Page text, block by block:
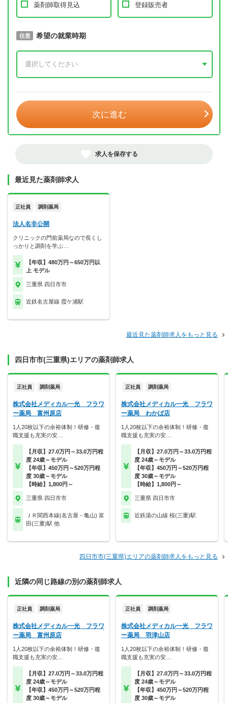
薬剤師取得見込 登録販売者
必須 取得予定年
任意 希望の就業時期
次に進む
求人を保存する
最近見た薬剤師求人
正社員 調剤薬局
法人名非公開
クリニックの門前薬局なので長くし
っかりと調剤を学ぶ…
【年収】480万円～650万円以
上 モデル
三重県 四日市市
近鉄名古屋線 霞ケ浦駅
最近見た薬剤師求人をもっと見る
四日市市(三重県)エリアの薬剤師求人
正社員 調剤薬局
株式会社メディカル一光 フラワ
ー薬局 富州原店
1人20枚以下の余裕体制！研修・復
職支援も充実の安…
【月収】27.0万円～33.0万円程
度 24歳～モデル
【年収】450万円～520万円程
度 30歳～モデル
【時給】1,800円～
三重県 四日市市
ＪＲ関西本線(名古屋－亀山) 富
田(三重)駅 他
正社員 調剤薬局
株式会社メディカル一光 フラワ
ー薬局 わかば店
1人20枚以下の余裕体制！研修・復
職支援も充実の安…
【月収】27.0万円～33.0万円程
度 24歳～モデル
【年収】450万円～520万円程
度 30歳～モデル
【時給】1,800円～
三重県 四日市市
近鉄湯の山線 桜(三重)駅
四日市市(三重県)エリアの薬剤師求人をもっと見る
近隣の同じ路線の別の薬剤師求人
正社員 調剤薬局
株式会社メディカル一光 フラワ
ー薬局 富州原店
1人20枚以下の余裕体制！研修・復
職支援も充実の安…
【月収】27.0万円～33.0万円程
度 24歳～モデル
【年収】450万円～520万円程
度 30歳～モデル
正社員 調剤薬局
株式会社メディカル一光 フラワ
ー薬局 羽津山店
1人20枚以下の余裕体制！研修・復
職支援も充実の安…
【月収】27.0万円～33.0万円程
度 24歳～モデル
【年収】450万円～520万円程
度 30歳～モデル